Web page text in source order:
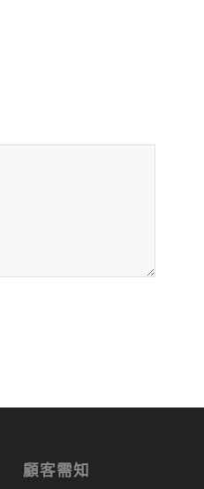
顧客需知